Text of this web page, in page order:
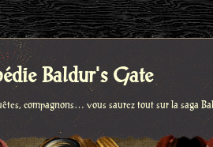
Baldur's Gate
compagnons… vous saurez tout sur la saga